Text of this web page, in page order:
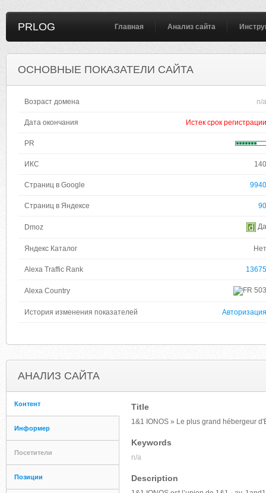
PRLOG Главная Анализ сайта
ОСНОВНЫЕ ПОКАЗАТЕЛИ САЙТА
Возраст домена n/a
Дата окончания Истек срок регистрации
PR
ИКС 140
Страниц в Google 9940
Страниц в Яндексе 90
Dmoz Да
Яндекс Каталог Нет
Alexa Traffic Rank 13675
Alexa Country 503
История изменения показателей Авторизация
АНАЛИЗ САЙТА
Контент
Информер
Посетители
Позиции
Title
1&1 IONOS » Le plus grand hébergeur
Keywords
n/a
Description